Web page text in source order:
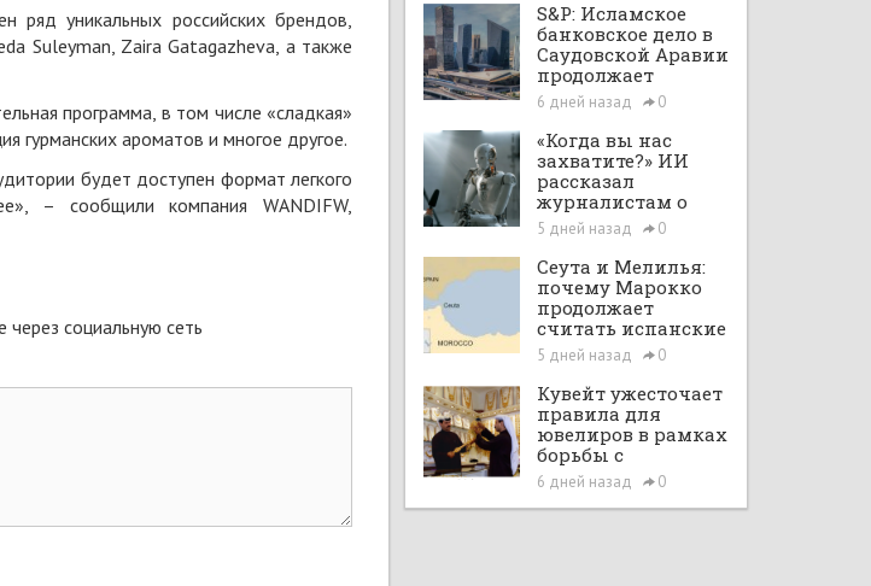
ряд уникальных российских брендов,
Suleyman, Zaira Gatagazheva, а также
программа, в том числе «сладкая»
гурманских ароматов и многое другое.
будет доступен формат легкого
– сообщили компания WANDIFW,
социальную сеть
S&P: Исламское
банковское дело в
Саудовской Аравии
продолжает
расширяться при
поддержке Vision
2030 и рыночных
реформ
6 дней назад 0
«Когда вы нас
захватите?» ИИ
рассказал
журналистам о
планах по
покорению мира в
большом интервью
с ChatGPT
5 дней назад 0
Сеута и Мелилья:
почему Марокко
продолжает
считать испанские
анклавы своими
территориями
5 дней назад 0
Кувейт ужесточает
правила для
ювелиров в рамках
борьбы с
отмыванием денег
6 дней назад 0